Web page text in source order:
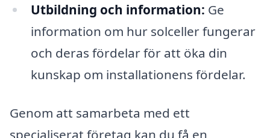
Utbildning och information: Ge
information om hur solceller fungerar
och deras fördelar för att öka din
kunskap om installationens fördelar.
Genom att samarbeta med ett
specialiserat företag kan du få en